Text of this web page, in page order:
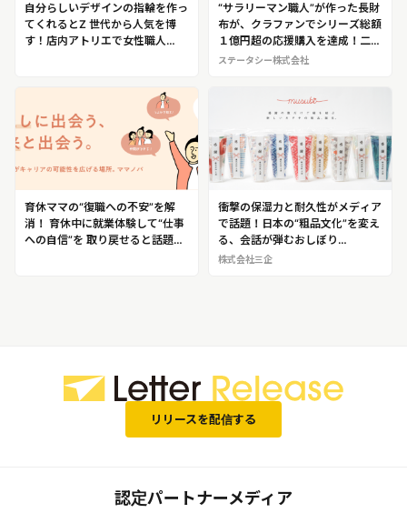
自分らしいデザインの指輪を作っ
てくれるとZ 世代から人気を博
す！店内アトリエで女性職人
“サラリーマン職人”が作った長財
布が、クラファンでシリーズ総額
１億円超の応援購入を達成！二刀
流職人が開発した“小さな長財
ステータシー株式会社
育休ママの“復職への不安”を解
消！ 育休中に就業体験して“仕事
への自信”を 取り戻せると話題の
衝撃の保湿力と耐久性がメディア
で話題！日本の“粗品文化”を変え
る、会話が弾むおしぼり
「musubi（むすび）」
株式会社三企
リリースを配信する
認定パートナーメディア